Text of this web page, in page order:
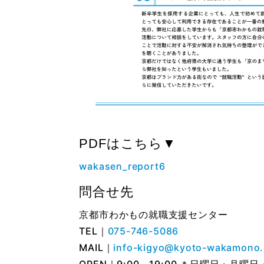
PDFはこちら▼
wakasen_report6
問合せ先
京都市わかもの就職支援センター
TEL｜ 075-746-5086
MAIL｜ info-kigyo@kyoto-